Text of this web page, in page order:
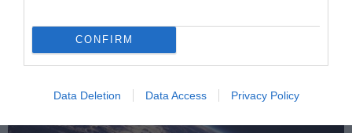
CONFIRM
Data Deletion Data Access Privacy Policy